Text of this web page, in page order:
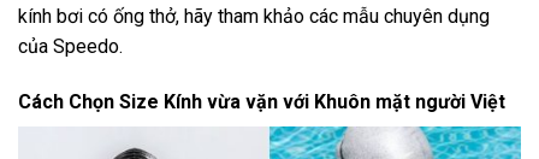
kính bơi có ống thở, hãy tham khảo các mẫu chuyên dụng
của Speedo.
Cách Chọn Size Kính vừa vặn với Khuôn mặt người Việt